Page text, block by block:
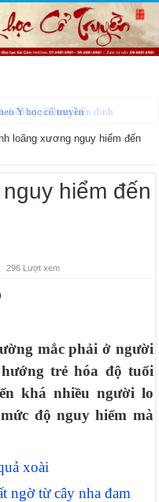
Y học cổ truyền
loãng xương nguy hiểm đến
hiểm đến
296 Lượt xem
mắc phải ở người
trẻ hóa độ tuổi
khá nhiều người lo
độ nguy hiểm mà
xoài
ngờ từ cây nha đam